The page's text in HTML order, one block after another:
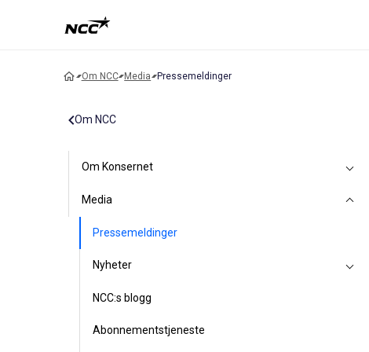
Om NCC Media Pressemeldinger
Om NCC
Om Konsernet
Media
Pressemeldinger
Nyheter
NCC:s blogg
Abonnementstjeneste